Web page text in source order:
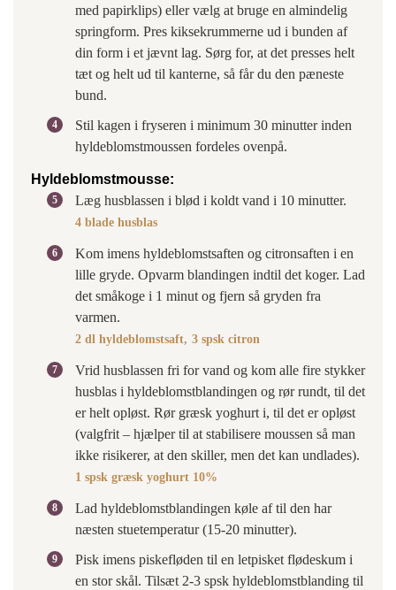
med papirklips) eller vælg at bruge en almindelig
springform. Pres kiksekrummerne ud i bunden af
din form i et jævnt lag. Sørg for, at det presses helt
tæt og helt ud til kanterne, så får du den pæneste
bund.
Stil kagen i fryseren i minimum 30 minutter inden
hyldeblomstmoussen fordeles ovenpå.
Hyldeblomstmousse:
Læg husblassen i blød i koldt vand i 10 minutter.
4 blade husblas
Kom imens hyldeblomstsaften og citronsaften i en
lille gryde. Opvarm blandingen indtil det koger. Lad
det småkoge i 1 minut og fjern så gryden fra
varmen.
2 dl hyldeblomstsaft, 3 spsk citron
Vrid husblassen fri for vand og kom alle fire stykker
husblas i hyldeblomstblandingen og rør rundt, til det
er helt opløst. Rør græsk yoghurt i, til det er opløst
(valgfrit – hjælper til at stabilisere moussen så man
ikke risikerer, at den skiller, men det kan undlades).
1 spsk græsk yoghurt 10%
Lad hyldeblomstblandingen køle af til den har
næsten stuetemperatur (15-20 minutter).
Pisk imens piskefløden til en letpisket flødeskum i
en stor skål. Tilsæt 2-3 spsk hyldeblomstblanding til